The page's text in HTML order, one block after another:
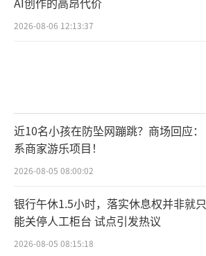
2026-08-06 12:13:37
近10名小孩在防坠网蹦跳？商场回应：
系商家游乐项目！
2026-08-05 08:00:02
银行午休1.5小时，落实休息权并非就只
能关停人工柜台 试点引发热议
2026-08-05 08:15:18